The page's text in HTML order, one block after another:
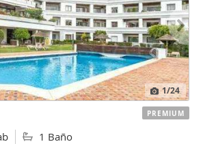
1/24
1 Baño
PREMIUM